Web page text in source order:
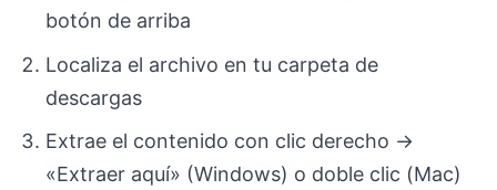
botón de arriba
Localiza el archivo en tu carpeta de
descargas
Extrae el contenido con clic derecho →
«Extraer aquí» (Windows) o doble clic (Mac)